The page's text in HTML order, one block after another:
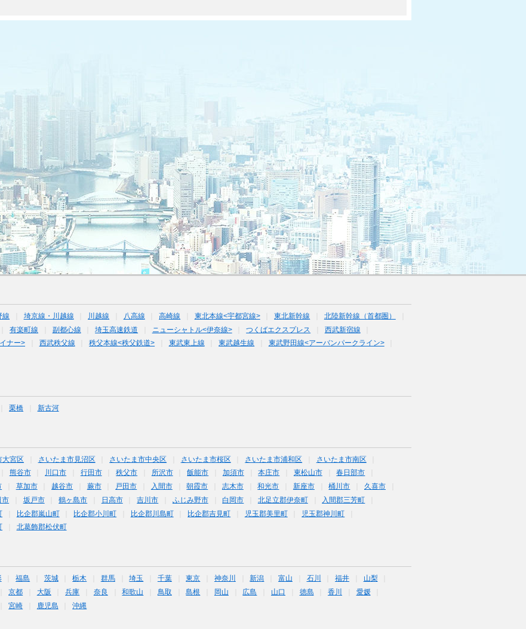
線 埼京線・川越線 川越線 八高線 高崎線 東北本線<宇都宮線> 東北新幹線
北陸新幹線（首都圏）
有楽町線 副都心線 埼玉高速鉄道 ニューシャトル<伊奈線> つくばエクスプレス
西武新宿線
ナー> 西武秩父線 秩父本線<秩父鉄道> 東武東上線 東武越生線
東武野田線<アーバンパークライン>
栗橋 新古河
大宮区 さいたま市見沼区 さいたま市中央区 さいたま市桜区 さいたま市浦和区
さいたま市南区
熊谷市 川口市 行田市 秩父市 所沢市 飯能市 加須市 本庄市 東松山市
春日部市
草加市 越谷市 蕨市 戸田市 入間市 朝霞市 志木市 和光市 新座市 桶川市
久喜市
市 坂戸市 鶴ヶ島市 日高市 吉川市 ふじみ野市 白岡市 北足立郡伊奈町
入間郡三芳町
比企郡嵐山町 比企郡小川町 比企郡川島町 比企郡吉見町 児玉郡美里町
児玉郡神川町
北葛飾郡松伏町
福島 茨城 栃木 群馬 埼玉 千葉 東京 神奈川 新潟 富山 石川 福井
山梨
京都 大阪 兵庫 奈良 和歌山 鳥取 島根 岡山 広島 山口 徳島 香川
愛媛
宮崎 鹿児島 沖縄